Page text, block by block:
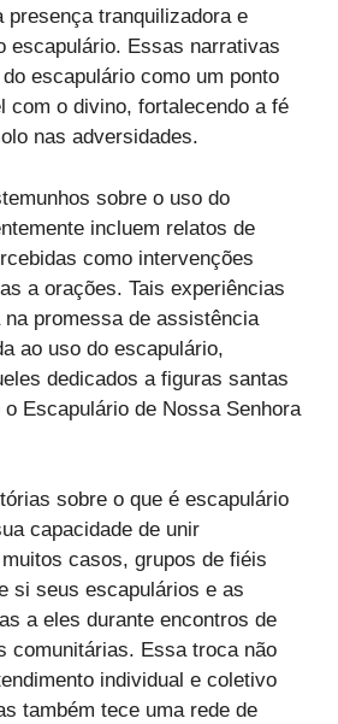
presença tranquilizadora e
escapulário. Essas narrativas
escapulário como um ponto
com o divino, fortalecendo a fé
nas adversidades.
sobre o uso do
incluem relatos de
como intervenções
a orações. Tais experiências
promessa de assistência
ao uso do escapulário,
dedicados a figuras santas
Escapulário de Nossa Senhora
sobre o que é escapulário
capacidade de unir
casos, grupos de fiéis
si seus escapulários e as
a eles durante encontros de
comunitárias. Essa troca não
individual e coletivo
também tece uma rede de